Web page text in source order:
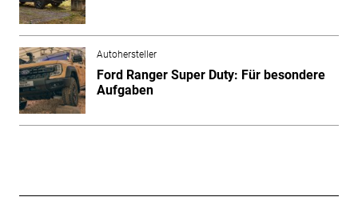
Autohersteller
Ford Ranger Super Duty: Für besondere
Aufgaben